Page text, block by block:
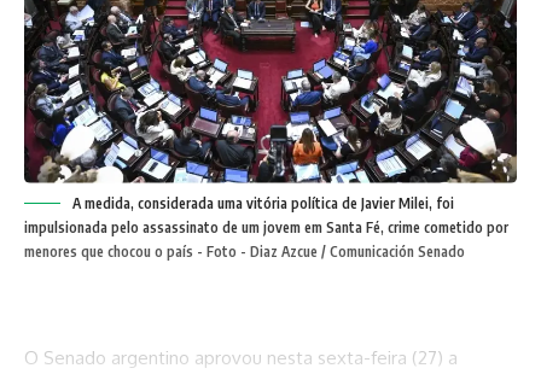
A medida, considerada uma vitória política de Javier Milei, foi
impulsionada pelo assassinato de um jovem em Santa Fé, crime cometido por
menores que chocou o país - Foto - Diaz Azcue / Comunicación Senado
O Senado argentino aprovou nesta sexta-feira (27) a